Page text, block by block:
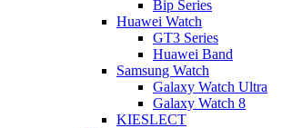
Bip Series
Huawei Watch
GT3 Series
Huawei Band
Samsung Watch
Galaxy Watch Ultra
Galaxy Watch 8
KIESLECT